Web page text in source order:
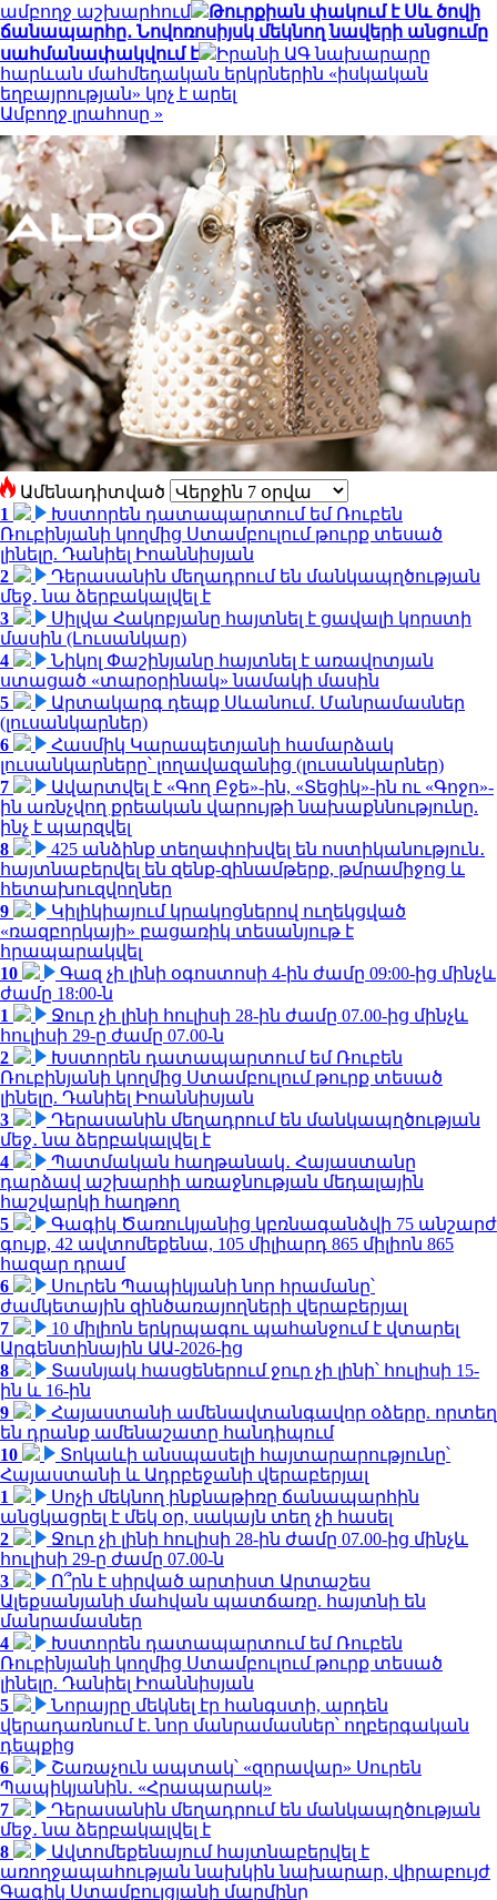
ամբողջ աշխարհում
Թուրքիան փակում է Սև ծովի
ճանապարհը․ Նովոռոսիյսկ մեկնող նավերի անցումը
սահմանափակվում է
Իրանի ԱԳ նախարարը
հարևան մահմեդական երկրներին «իսկական
եղբայրության» կոչ է արել
Ամբողջ լրահոսը »
Ամենադիտված
1
Խստորեն դատապարտում եմ Ռուբեն
Ռուբինյանի կողմից Ստամբուլում թուրք տեսած
լինելը. Դանիել Իոաննիսյան
2
Դերասանին մեղադրում են մանկապղծության
մեջ․ նա ձերբակալվել է
3
Սիլվա Հակոբյանը հայտնել է ցավալի կորստի
մասին (Լուսանկար)
4
Նիկոլ Փաշինյանը հայտնել է առավոտյան
ստացած «տարօրինակ» նամակի մասին
5
Արտակարգ դեպք Սևանում. Մանրամասներ
(լուսանկարներ)
6
Հասմիկ Կարապետյանի համարձակ
լուսանկարները՝ լողավազանից (լուսանկարներ)
7
Ավարտվել է «Գող Բջե»-ին, «Տեցիկ»-ին ու «Գոջո»-
ին առնչվող քրեական վարույթի նախաքննությունը.
ինչ է պարզվել
8
425 անձինք տեղափոխվել են ոստիկանություն․
հայտնաբերվել են զենք-զինամթերք, թմրամիջոց և
հետախուզվողներ
9
Կիլիկիայում կրակոցներով ուղեկցված
«ռազբորկայի» բացառիկ տեսանյութ է
հրապարակվել
10
Գազ չի լինի օգոստոսի 4-ին ժամը 09:00-ից մինչև
ժամը 18:00-ն
1
Ջուր չի լինի հուլիսի 28-ին ժամը 07.00-ից մինչև
հուլիսի 29-ը ժամը 07.00-ն
2
Խստորեն դատապարտում եմ Ռուբեն
Ռուբինյանի կողմից Ստամբուլում թուրք տեսած
լինելը. Դանիել Իոաննիսյան
3
Դերասանին մեղադրում են մանկապղծության
մեջ․ նա ձերբակալվել է
4
Պատմական հաղթանակ․ Հայաստանը
դարձավ աշխարհի առաջնության մեդալային
հաշվարկի հաղթող
5
Գագիկ Ծառուկյանից կբռնագանձվի 75 անշարժ
գույք, 42 ավտոմեքենա, 105 միլիարդ 865 միլիոն 865
հազար դրամ
6
Սուրեն Պապիկյանի նոր հրամանը՝
ժամկետային զինծառայողների վերաբերյալ
7
10 միլիոն երկրպագու պահանջում է վտարել
Արգենտինային ԱԱ-2026-ից
8
Տասնյակ հասցեներում ջուր չի լինի՝ հուլիսի 15-
ին և 16-ին
9
Հայաստանի ամենավտանգավոր օձերը. որտեղ
են դրանք ամենաշատը հանդիպում
10
Տոկաևի անսպասելի հայտարարությունը՝
Հայաստանի և Ադրբեջանի վերաբերյալ
1
Սոչի մեկնող ինքնաթիռը ճանապարհին
անցկացրել է մեկ օր, սակայն տեղ չի հասել
2
Ջուր չի լինի հուլիսի 28-ին ժամը 07.00-ից մինչև
հուլիսի 29-ը ժամը 07.00-ն
3
Ո՞րն է սիրված արտիստ Արտաշես
Ալեքսանյանի մահվան պատճառը. հայտնի են
մանրամասներ
4
Խստորեն դատապարտում եմ Ռուբեն
Ռուբինյանի կողմից Ստամբուլում թուրք տեսած
լինելը. Դանիել Իոաննիսյան
5
Նորայրը մեկնել էր հանգստի, արդեն
վերադառնում է. նոր մանրամասներ՝ ողբերգական
դեպքից
6
Շառաչուն ապտակ՝ «զորավար» Սուրեն
Պապիկյանին․ «Հրապարակ»
7
Դերասանին մեղադրում են մանկապղծության
մեջ․ նա ձերբակալվել է
8
Ավտոմեքենայում հայտնաբերվել է
առողջապահության նախկին նախարար, վիրաբույժ
Գագիկ Ստամբուլցյանի մարմինը